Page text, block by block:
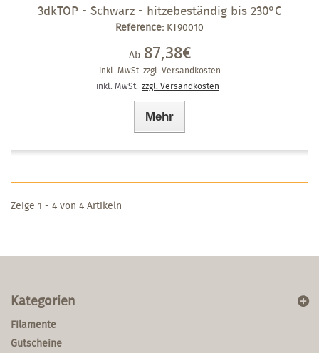
3dkTOP - Schwarz - hitzebeständig bis 230°C
Reference: KT90010
Ab 87,38€
inkl. MwSt. zzgl. Versandkosten
inkl. MwSt. zzgl. Versandkosten
Mehr
Zeige 1 - 4 von 4 Artikeln
Kategorien
Filamente
Gutscheine